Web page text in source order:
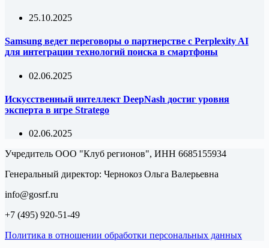
25.10.2025
Samsung ведет переговоры о партнерстве с Perplexity AI
для интеграции технологий поиска в смартфоны
02.06.2025
Искусственный интеллект DeepNash достиг уровня
эксперта в игре Stratego
02.06.2025
Учредитель ООО "Клуб регионов", ИНН 6685155934
Генеральный директор: Чернокоз Ольга Валерьевна
info@gosrf.ru
+7 (495) 920-51-49
Политика в отношении обработки персональных данных